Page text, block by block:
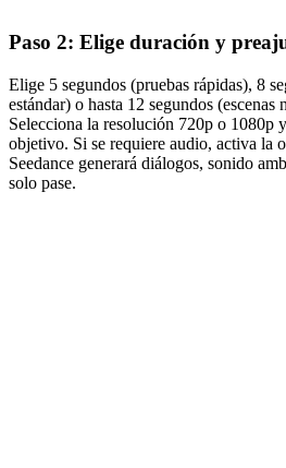
Paso 2: Elige duración y
Elige 5 segundos (pruebas rápidas), 8
estándar) o hasta 12 segundos (escenas
Selecciona la resolución 720p o 1080p
objetivo. Si se requiere audio, activa
Seedance generará diálogos, sonido
solo pase.